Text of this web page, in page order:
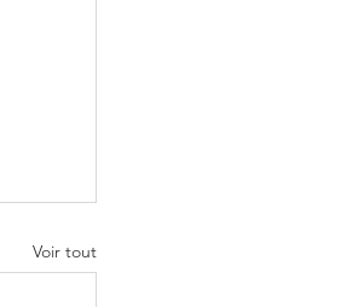
Voir tout